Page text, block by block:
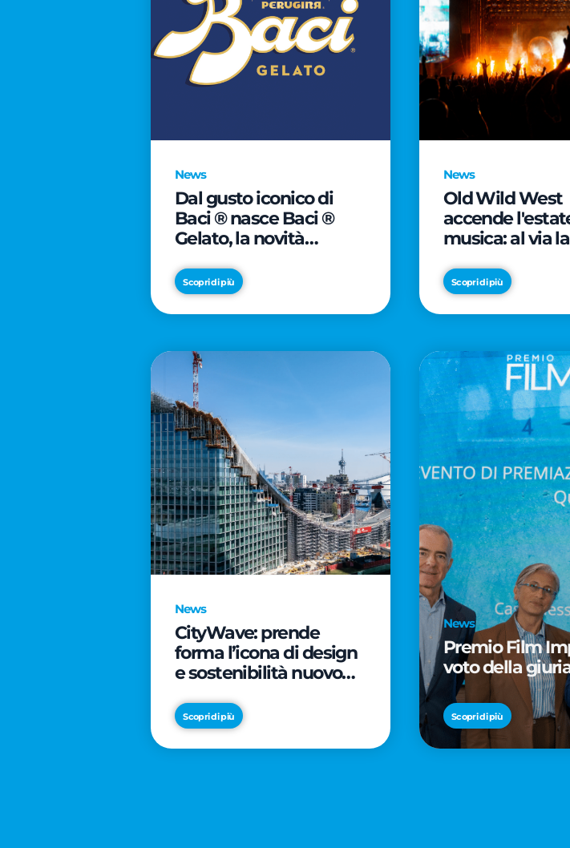
News
Dal gusto iconico di
Baci ® nasce Baci ®
Gelato, la novità
Scopri di più
News
Old Wild West
accende
musica: al via
e le prestigiose
partnership con
Italia e Live
Scopri di più
News
CityWave: prende
forma l’icona di design
e sostenibilità nuovo
Scopri di più
News
Premio Film
voto della
Scopri di più